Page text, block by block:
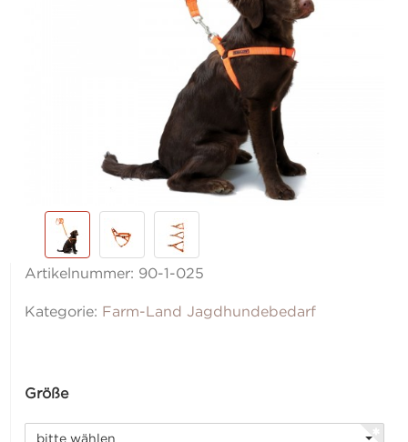
Artikelnummer: 90-1-025
Kategorie: Farm-Land Jagdhundebedarf
Größe
bitte wählen